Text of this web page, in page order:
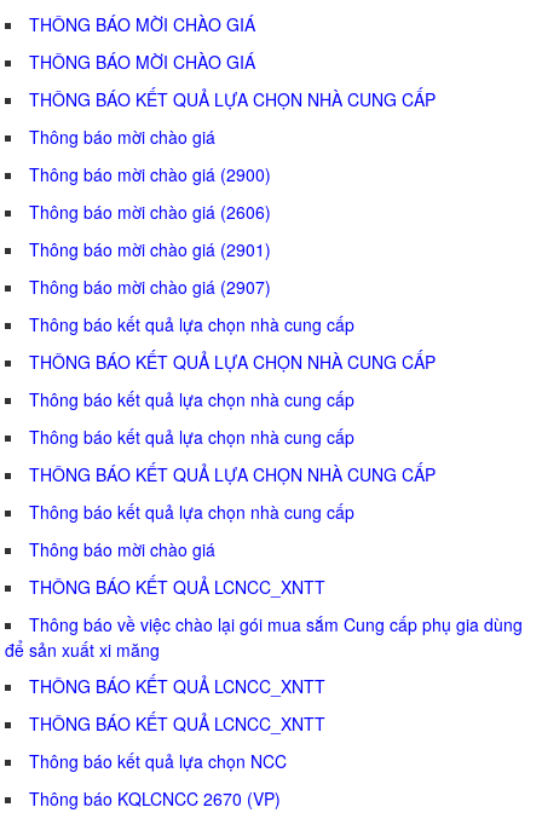
THÔNG BÁO MỜI CHÀO GIÁ
THÔNG BÁO MỜI CHÀO GIÁ
THÔNG BÁO KẾT QUẢ LỰA CHỌN NHÀ CUNG CẤP
Thông báo mời chào giá
Thông báo mời chào giá (2900)
Thông báo mời chào giá (2606)
Thông báo mời chào giá (2901)
Thông báo mời chào giá (2907)
Thông báo kết quả lựa chọn nhà cung cấp
THÔNG BÁO KẾT QUẢ LỰA CHỌN NHÀ CUNG CẤP
Thông báo kết quả lựa chọn nhà cung cấp
Thông báo kết quả lựa chọn nhà cung cấp
THÔNG BÁO KẾT QUẢ LỰA CHỌN NHÀ CUNG CẤP
Thông báo kết quả lựa chọn nhà cung cấp
Thông báo mời chào giá
THÔNG BÁO KẾT QUẢ LCNCC_XNTT
Thông báo về việc chào lại gói mua sắm Cung cấp phụ gia dùng
để sản xuất xi măng
THÔNG BÁO KẾT QUẢ LCNCC_XNTT
THÔNG BÁO KẾT QUẢ LCNCC_XNTT
Thông báo kết quả lựa chọn NCC
Thông báo KQLCNCC 2670 (VP)